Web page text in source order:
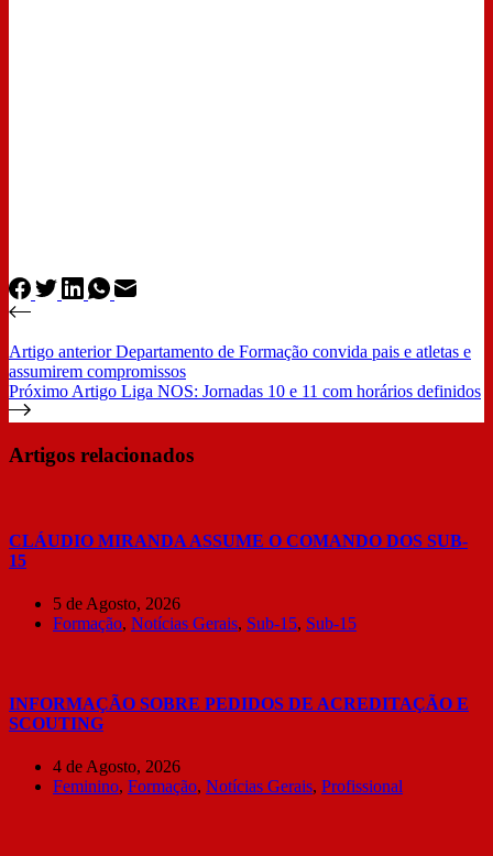
Artigo anteriorDepartamento de Formação convida pais e atletas e
assumirem compromissos
Próximo Artigo Liga NOS: Jornadas 10 e 11 com horários definidos
Artigos relacionados
CLÁUDIO MIRANDA ASSUME O COMANDO DOS SUB-
15
5 de Agosto, 2026
Formação, Notícias Gerais, Sub-15, Sub-15
INFORMAÇÃO SOBRE PEDIDOS DE ACREDITAÇÃO E
SCOUTING
4 de Agosto, 2026
Feminino, Formação, Notícias Gerais, Profissional